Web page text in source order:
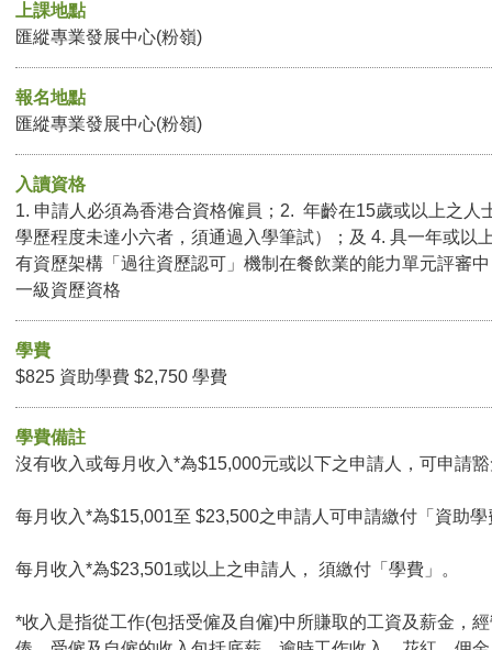
上課地點
匯縱專業發展中心(粉嶺)
報名地點
匯縱專業發展中心(粉嶺)
入讀資格
1. 申請人必須為香港合資格僱員；2. 年齡在15歲或以上之人
學歷程度未達小六者，須通過入學筆試）；及 4. 具一年或以
有資歷架構「過往資歷認可」機制在餐飲業的能力單元評審
一級資歷資格
學費
$825 資助學費 $2,750 學費
學費備註
沒有收入或每月收入*為$15,000元或以下之申請人，可申請
每月收入*為$15,001至 $23,500之申請人可申請繳付「資助學
每月收入*為$23,501或以上之申請人， 須繳付「學費」。
*收入是指從工作(包括受僱及自僱)中所賺取的工資及薪金，